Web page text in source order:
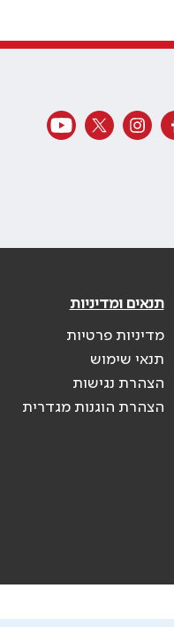
תנאים ומדיניות
מדיניות פרטיות
תנאי שימוש
הצהרת נגישות
הצהרת הוגנות מגדרית